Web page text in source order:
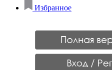
Избранное